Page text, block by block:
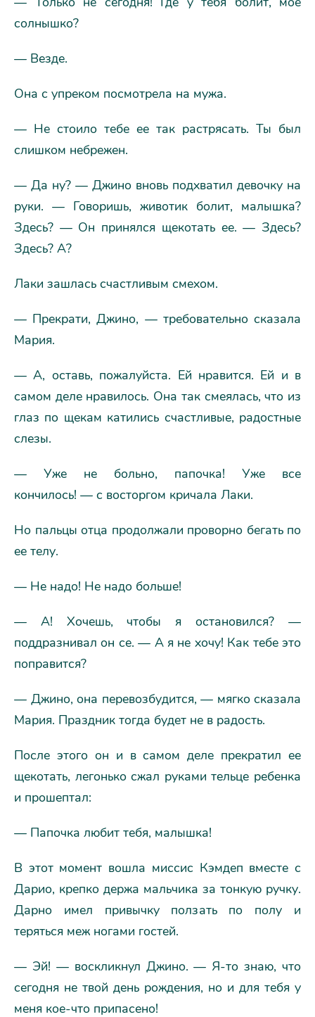
солнышко?
— Везде.
Она с упреком посмотрела на мужа.
— Не стоило тебе ее так растрясать. Ты был
слишком небрежен.
— Да ну? — Джино вновь подхватил девочку на
руки. — Говоришь, животик болит, малышка?
Здесь? — Он принялся щекотать ее. — Здесь?
Здесь? А?
Лаки зашлась счастливым смехом.
— Прекрати, Джино, — требовательно сказала
Мария.
— А, оставь, пожалуйста. Ей нравится. Ей и в
самом деле нравилось. Она так смеялась, что из
глаз по щекам катились счастливые, радостные
слезы.
— Уже не больно, папочка! Уже все
кончилось! — с восторгом кричала Лаки.
Но пальцы отца продолжали проворно бегать по
ее телу.
— Не надо! Не надо больше!
— А! Хочешь, чтобы я остановился? —
поддразнивал он се. — А я не хочу! Как тебе это
поправится?
— Джино, она перевозбудится, — мягко сказала
Мария. Праздник тогда будет не в радость.
После этого он и в самом деле прекратил ее
щекотать, легонько сжал руками тельце ребенка
и прошептал:
— Папочка любит тебя, малышка!
В этот момент вошла миссис Кэмдеп вместе с
Дарио, крепко держа мальчика за тонкую ручку.
Дарно имел привычку ползать по полу и
теряться меж ногами гостей.
— Эй! — воскликнул Джино. — Я-то знаю, что
сегодня не твой день рождения, но и для тебя у
меня кое-что припасено!